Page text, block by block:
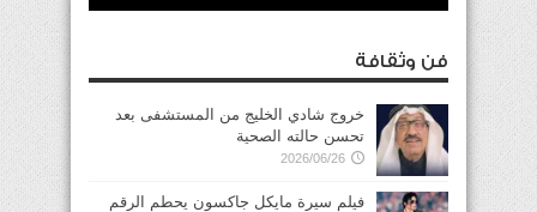
فن وثقافة
خروج شادي الخليج من المستشفى بعد
تحسن حالته الصحية
2026/06/26
فيلم سيرة مايكل جاكسون يحطم الرقم